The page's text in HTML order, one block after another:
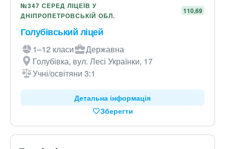
№347 СЕРЕД ЛІЦЕЇВ У
ДНІПРОПЕТРОВСЬКІЙ ОБЛ.
110,69
Голубівський ліцей
1–12 класи
Державна
Голубівка, вул. Лесі Українки, 17
Учні/освітяни 3:1
Детальна інформація
Зберегти